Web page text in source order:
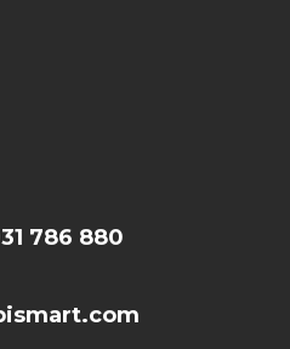
786 880